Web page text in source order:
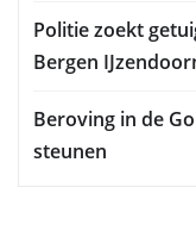
Politie zoekt
Bergen
Beroving in de
steunen